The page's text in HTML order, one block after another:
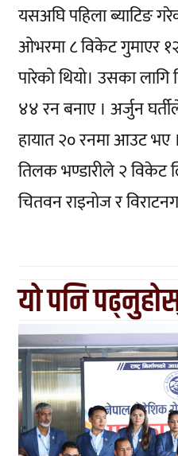
यसअघि पहिला ब्याटिङ
ओभरमा ८ विकेट गुमाएर
पारेको थियो। उसका लागि
४४ रन बनाए । अर्जुन
हायात २० रनमा आउट भए
तिलक भण्डारीले २ विकेट
चितवन राइनोज र
यो पनि